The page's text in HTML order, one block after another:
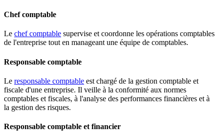
Chef comptable
Le chef comptable supervise et coordonne les opérations comptables
de l'entreprise tout en manageant une équipe de comptables.
Responsable comptable
Le responsable comptable est chargé de la gestion comptable et
fiscale d'une entreprise. Il veille à la conformité aux normes
comptables et fiscales, à l'analyse des performances financières et à
la gestion des risques.
Responsable comptable et financier